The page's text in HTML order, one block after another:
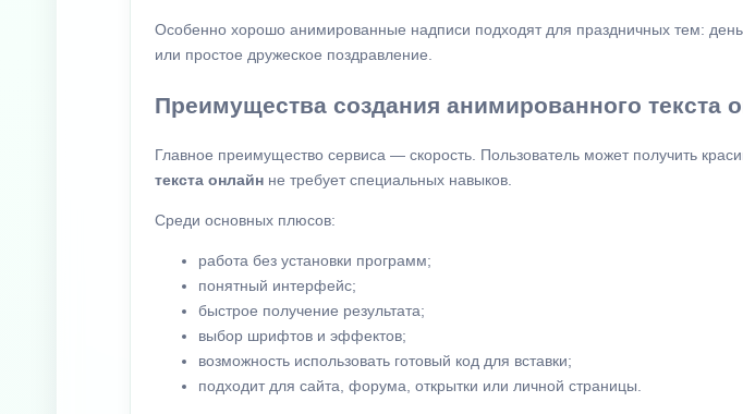
Особенно хорошо анимированные надписи подходят для праздничных тем:
или простое дружеское поздравление.
Преимущества создания анимированного текста
Главное преимущество сервиса — скорость. Пользователь может получить
текста онлайн не требует специальных навыков.
Среди основных плюсов:
работа без установки программ;
понятный интерфейс;
быстрое получение результата;
выбор шрифтов и эффектов;
возможность использовать готовый код для вставки;
подходит для сайта, форума, открытки или личной страницы.